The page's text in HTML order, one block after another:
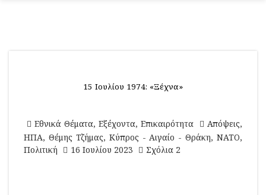
15 Ιουλίου 1974: «Ξέχνα»
Εθνικά Θέματα, Εξέχοντα, Επικαιρότητα Απόψεις,
ΗΠΑ, Θέμης Τζήμας, Κύπρος - Αιγαίο - Θράκη, ΝΑΤΟ,
Πολιτική
16 Ιουλίου 2023 Σχόλια 2